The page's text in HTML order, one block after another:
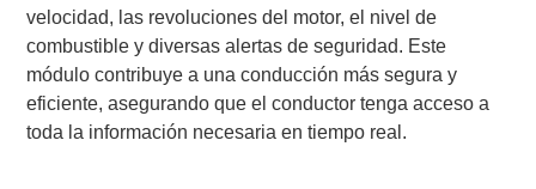
velocidad, las revoluciones del motor, el nivel de
combustible y diversas alertas de seguridad. Este
módulo contribuye a una conducción más segura y
eficiente, asegurando que el conductor tenga acceso a
toda la información necesaria en tiempo real.